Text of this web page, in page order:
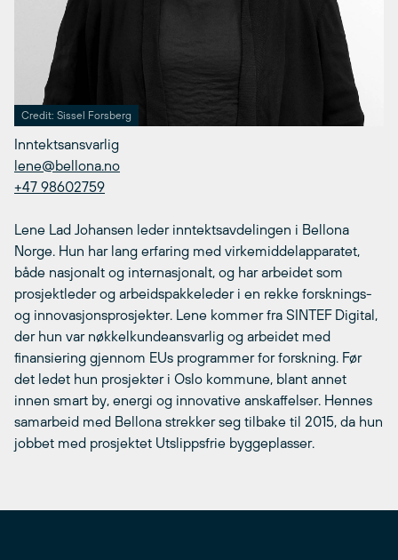
Credit: Sissel Forsberg
Inntektsansvarlig
lene@bellona.no
+47 98602759
Lene Lad Johansen leder inntektsavdelingen i Bellona
Norge. Hun har lang erfaring med virkemiddelapparatet,
både nasjonalt og internasjonalt, og har arbeidet som
prosjektleder og arbeidspakkeleder i en rekke forsknings-
og innovasjonsprosjekter. Lene kommer fra SINTEF Digital,
der hun var nøkkelkundeansvarlig og arbeidet med
finansiering gjennom EUs programmer for forskning. Før
det ledet hun prosjekter i Oslo kommune, blant annet
innen smart by, energi og innovative anskaffelser. Hennes
samarbeid med Bellona strekker seg tilbake til 2015, da hun
jobbet med prosjektet Utslippsfrie byggeplasser.